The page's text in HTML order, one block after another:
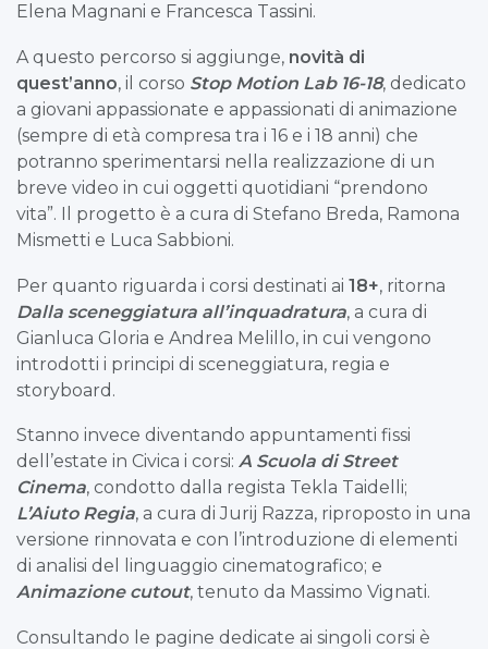
Elena Magnani e Francesca Tassini.
A questo percorso si aggiunge, novità di
quest’anno, il corso Stop Motion Lab 16-18, dedicato
a giovani appassionate e appassionati di animazione
(sempre di età compresa tra i 16 e i 18 anni) che
potranno sperimentarsi nella realizzazione di un
breve video in cui oggetti quotidiani “prendono
vita”. Il progetto è a cura di Stefano Breda, Ramona
Mismetti e Luca Sabbioni.
Per quanto riguarda i corsi destinati ai 18+, ritorna
Dalla sceneggiatura all’inquadratura, a cura di
Gianluca Gloria e Andrea Melillo, in cui vengono
introdotti i principi di sceneggiatura, regia e
storyboard.
Stanno invece diventando appuntamenti fissi
dell’estate in Civica i corsi: A Scuola di Street
Cinema, condotto dalla regista Tekla Taidelli;
L’Aiuto Regia, a cura di Jurij Razza, riproposto in una
versione rinnovata e con l’introduzione di elementi
di analisi del linguaggio cinematografico; e
Animazione cutout, tenuto da Massimo Vignati.
Consultando le pagine dedicate ai singoli corsi è